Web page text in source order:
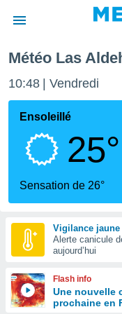
de
Météo Las
10:48 Vendredi
Ensoleillé
25°
Sensation de 26°
Vigilance jaune
Alerte canicule
aujourd’hui
Flash info
Une nouvelle
prochaine en